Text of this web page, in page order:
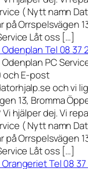
( Nytt namn
på Orrspelsvägen
Låt oss […]
Tel 08 37
Odenplan PC
och E-post
och vi
13, Bromma
hjälper dej. Vi
( Nytt namn
på Orrspelsvägen
Låt oss […]
Tel 08 37